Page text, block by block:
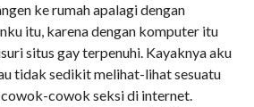
ke rumah apalagi dengan
itu, karena dengan komputer itu
situs gay terpenuhi. Kayaknya aku
tidak sedikit melihat-lihat sesuatu
cowok seksi di internet.